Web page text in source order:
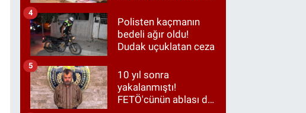
Polisten kaçmanın
bedeli ağır oldu!
Dudak uçuklatan ceza
4
10 yıl sonra
yakalanmıştı!
FETÖ'cünün ablası da
5